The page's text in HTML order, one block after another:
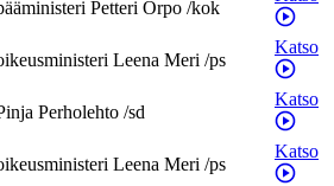
Petteri Orpo /kok
Leena Meri /ps
Katso
Perholehto /sd
Katso
Leena Meri /ps
Katso